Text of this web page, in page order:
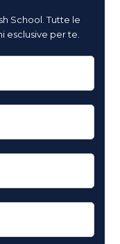
School. Tutte le
esclusive per te.